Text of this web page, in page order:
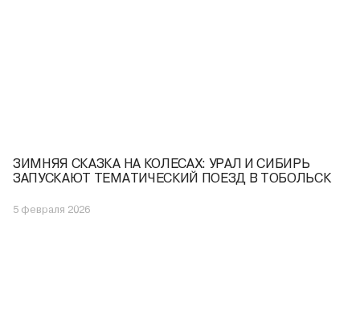
ЗИМНЯЯ СКАЗКА НА КОЛЕСАХ: УРАЛ И СИБИРЬ
ЗАПУСКАЮТ ТЕМАТИЧЕСКИЙ ПОЕЗД В ТОБОЛЬСК
5 февраля 2026